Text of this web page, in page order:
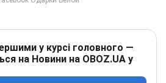
у курсі головного —
на Новини на OBOZ.UA у